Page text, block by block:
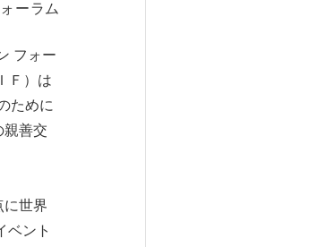
ーラム
フォー
Ｆ）は
ために
親善交
に世界
ベント